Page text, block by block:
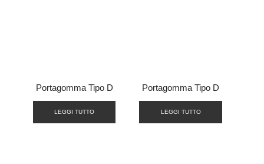
Portagomma Tipo D
LEGGI TUTTO
Portagomma Tipo D
LEGGI TUTTO